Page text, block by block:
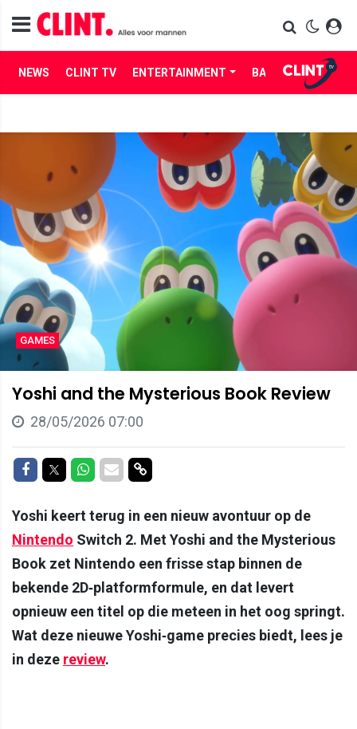
NEWS CLINT TV ENTERTAINMENT BABES LIFE
GAMES
Yoshi and the Mysterious Book Review
28/05/2026 07:00
Delen op Facebook
Delen op Twitter
Delen op Whatsapp
Delen via Mail
Delen via link
Yoshi keert terug in een nieuw avontuur op de
Nintendo Switch 2. Met Yoshi and the Mysterious
Book zet Nintendo een frisse stap binnen de
bekende 2D‑platformformule, en dat levert
opnieuw een titel op die meteen in het oog springt.
Wat deze nieuwe Yoshi‑game precies biedt, lees je
in deze review.